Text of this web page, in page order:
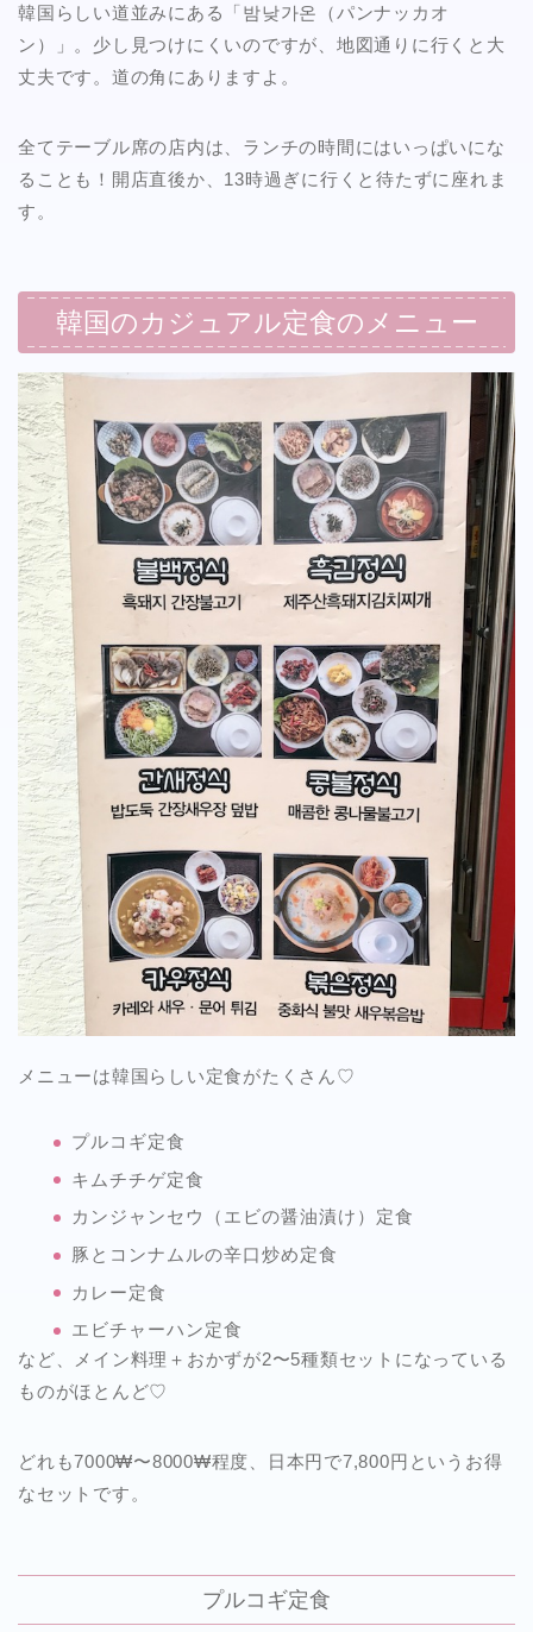
韓国らしい道並みにある「밤낮가온（パンナッカオ
ン）」。少し見つけにくいのですが、地図通りに行くと大
丈夫です。道の角にありますよ。
全てテーブル席の店内は、ランチの時間にはいっぱいにな
ることも！開店直後か、13時過ぎに行くと待たずに座れま
す。
韓国のカジュアル定食のメニュー
メニューは韓国らしい定食がたくさん♡
プルコギ定食
キムチチゲ定食
カンジャンセウ（エビの醤油漬け）定食
豚とコンナムルの辛口炒め定食
カレー定食
エビチャーハン定食
など、メイン料理＋おかずが2〜5種類セットになっている
ものがほとんど♡
どれも7000₩〜8000₩程度、日本円で7,800円というお得
なセットです。
プルコギ定食